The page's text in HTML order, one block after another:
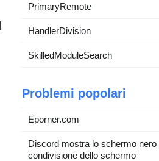
PrimaryRemote
HandlerDivision
SkilledModuleSearch
Problemi popolari
Eporner.com
Discord mostra lo schermo nero
condivisione dello schermo